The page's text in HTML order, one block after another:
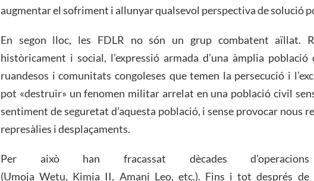
augmentar el sofriment i allunyar qualsevol perspectiva de solució
En segon lloc, les FDLR no són un grup combatent aïllat.
històricament i social, l’expressió armada d’una àmplia població
ruandesos i comunitats congoleses que temen la persecució i
pot «destruir» un fenomen militar arrelat en una població civil
sentiment de seguretat d’aquesta població, i sense provocar nous
represàlies i desplaçaments.
Per això han fracassat dècades
(Umoja Wetu, Kimia II, Amani Leo, etc.). Fins i tot després